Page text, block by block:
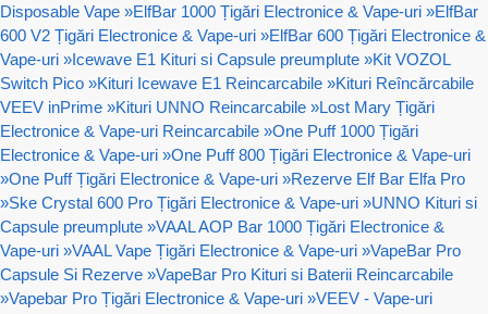
Disposable Vape »ElfBar 1000 Țigări Electronice & Vape-uri »ElfBar
600 V2 Țigări Electronice & Vape-uri »ElfBar 600 Țigări Electronice &
Vape-uri »Icewave E1 Kituri si Capsule preumplute »Kit VOZOL
Switch Pico »Kituri Icewave E1 Reincarcabile »Kituri Reîncărcabile
VEEV inPrime »Kituri UNNO Reincarcabile »Lost Mary Țigări
Electronice & Vape-uri Reincarcabile »One Puff 1000 Țigări
Electronice & Vape-uri »One Puff 800 Țigări Electronice & Vape-uri
»One Puff Țigări Electronice & Vape-uri »Rezerve Elf Bar Elfa Pro
»Ske Crystal 600 Pro Țigări Electronice & Vape-uri »UNNO Kituri si
Capsule preumplute »VAAL AOP Bar 1000 Țigări Electronice &
Vape-uri »VAAL Vape Țigări Electronice & Vape-uri »VapeBar Pro
Capsule Si Rezerve »VapeBar Pro Kituri si Baterii Reincarcabile
»Vapebar Pro Țigări Electronice & Vape-uri »VEEV - Vape-uri